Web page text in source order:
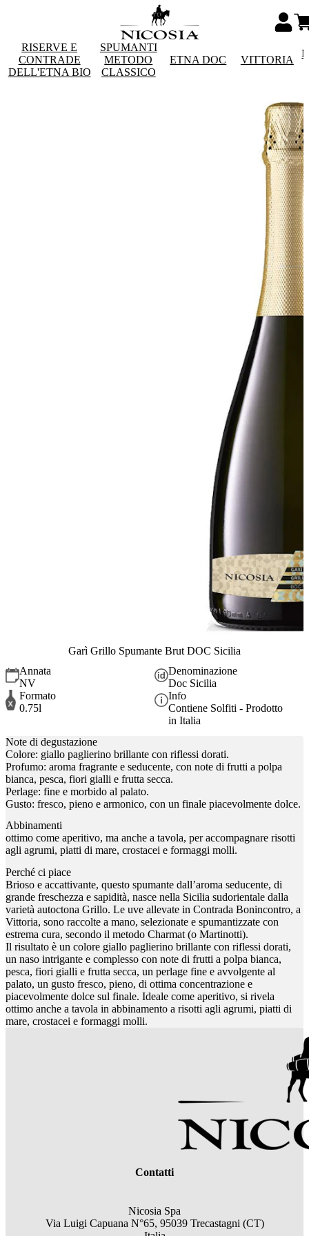
RISERVE E
CONTRADE
DELL'ETNA BIO
SPUMANTI
METODO
CLASSICO
ETNA DOC VITTORIA
Garì Grillo Spumante Brut DOC Sicilia
Annata
NV
Denominazione
Doc Sicilia
Formato
0.75l
Info
Contiene Solfiti - Prodotto
in Italia
Note di degustazione
Colore: giallo paglierino brillante con riflessi dorati.
Profumo: aroma fragrante e seducente, con note di frutti a polpa
bianca, pesca, fiori gialli e frutta secca.
Perlage: fine e morbido al palato.
Gusto: fresco, pieno e armonico, con un finale piacevolmente dolce.
Abbinamenti
ottimo come aperitivo, ma anche a tavola, per accompagnare risotti
agli agrumi, piatti di mare, crostacei e formaggi molli.
Perché ci piace
Brioso e accattivante, questo spumante dall’aroma seducente, di
grande freschezza e sapidità, nasce nella Sicilia sudorientale dalla
varietà autoctona Grillo. Le uve allevate in Contrada Bonincontro, a
Vittoria, sono raccolte a mano, selezionate e spumantizzate con
estrema cura, secondo il metodo Charmat (o Martinotti).
Il risultato è un colore giallo paglierino brillante con riflessi dorati,
un naso intrigante e complesso con note di frutti a polpa bianca,
pesca, fiori gialli e frutta secca, un perlage fine e avvolgente al
palato, un gusto fresco, pieno, di ottima concentrazione e
piacevolmente dolce sul finale. Ideale come aperitivo, si rivela
ottimo anche a tavola in abbinamento a risotti agli agrumi, piatti di
mare, crostacei e formaggi molli.
Contatti
Nicosia Spa
Via Luigi Capuana N°65, 95039 Trecastagni (CT)